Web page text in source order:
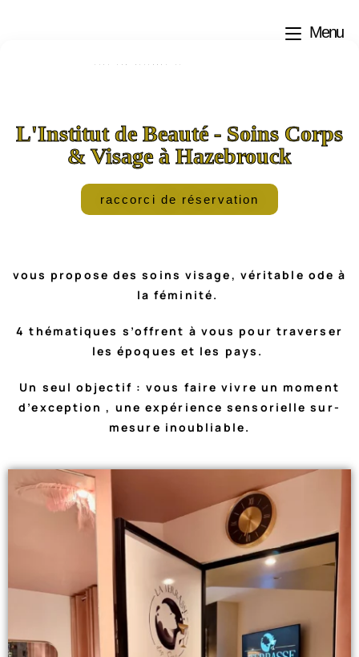
Menu
L'Institut de Beauté - Soins Corps
& Visage à Hazebrouck
raccorci de réservation
vous propose des soins visage, véritable ode à
la féminité.
4 thématiques s’offrent à vous pour traverser
les époques et les pays.
Un seul objectif : vous faire vivre un moment
d’exception , une expérience sensorielle sur-
mesure inoubliable.